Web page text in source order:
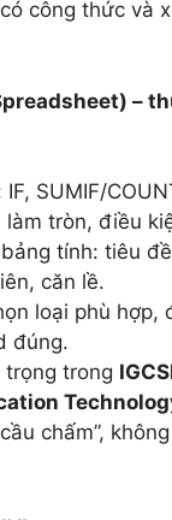
công thức và
–
SUMIF/
làm tròn, điều
tính: tiêu
căn lề.
loại phù hợp,
đúng.
trong
chấm”,